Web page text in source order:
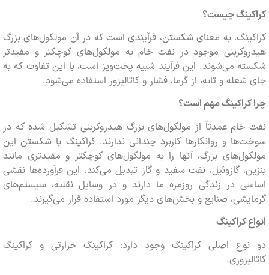
چیست؟
به معنای شکستن، فرآیندی است که در آن مولکول‌های بزرگ
موجود در نفت خام به مولکول‌های کوچکتر و مفیدتر
می‌شوند. این فرآیند شبیه پخت‌وپز است، با این تفاوت که به
و تابه، از گرما، فشار و کاتالیزور استفاده می‌شود.
کراکینگ مهم است؟
خام عمدتاً از مولکول‌های بزرگ هیدروکربنی تشکیل شده که در
و روانکارها کاربرد چندانی ندارند. کراکینگ با شکستن این
بزرگ، آنها را به مولکول‌های کوچکتر و مفیدتری مانند
گازوئیل، نفت سفید و گاز تبدیل می‌کند. این فرآورده‌ها نقشی
در زندگی روزمره ما دارند و در وسایل نقلیه، سیستم‌های
صنایع و بخش‌های دیگر مورد استفاده قرار می‌گیرند.
کراکینگ
اصلی کراکینگ وجود دارد: کراکینگ حرارتی و کراکینگ